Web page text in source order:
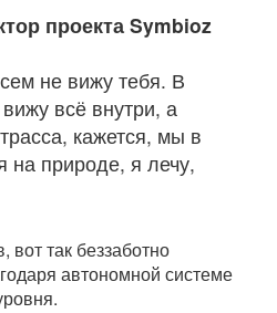
проекта Symbioz
не вижу тебя. В
всё внутри, а
кажется, мы в
на природе, я лечу,
так беззаботно
автономной системе